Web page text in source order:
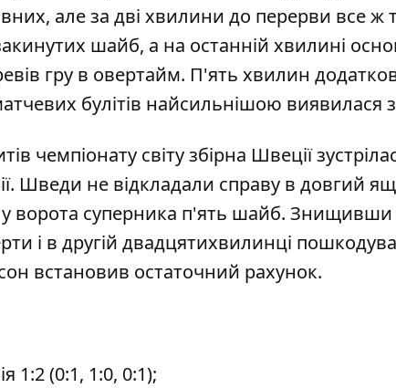
але за дві хвилини до перерви все ж
шайб, а на останній хвилині
гру в овертайм. П'ять хвилин
булітів найсильнішою виявилася
чемпіонату світу збірна Швеції
Шведи не відкладали справу в довгий
ворота суперника п'ять шайб. Знищивши
і в другій двадцятихвилинці
встановив остаточний рахунок.
1:2 (0:1, 1:0, 0:1);